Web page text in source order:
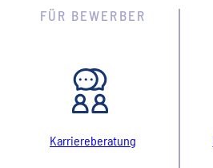
FÜR BEWERBER
Karriereberatung